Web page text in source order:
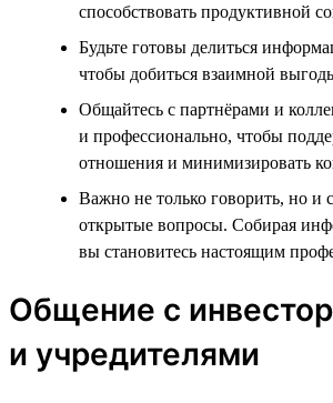
способствовать продуктивной
Будьте готовы делиться
чтобы добиться взаимной
Общайтесь с партнёрами и
и профессионально, чтобы
отношения и минимизировать
Важно не только говорить, но и
открытые вопросы. Собирая
вы становитесь настоящим
Общение с
и учредителями